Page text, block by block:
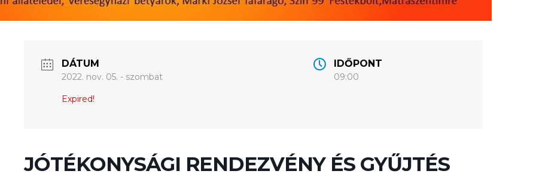
DÁTUM
2022. nov. 05. - szombat
Expired!
IDŐPONT
09:00
JÓTÉKONYSÁGI RENDEZVÉNY ÉS GYŰJTÉS